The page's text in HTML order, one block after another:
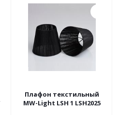
Плафон текстильный
MW-Light LSH 1 LSH2025